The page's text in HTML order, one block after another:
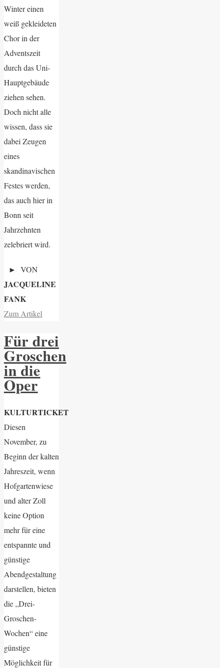
Winter einen
weiß gekleideten
Chor in der
Adventszeit
durch das Uni-
Hauptgebäude
ziehen sehen.
Doch nicht alle
wissen, dass sie
dabei Zeugen
eines
skandinavischen
Festes werden,
das auch hier in
Bonn seit
Jahrzehnten
zelebriert wird.
► VON
JACQUELINE
FANK
Zum Artikel
Für drei
Groschen
in die
Oper
KULTURTICKET
Diesen
November, zu
Beginn der kalten
Jahreszeit, wenn
Hofgartenwiese
und alter Zoll
keine Option
mehr für eine
entspannte und
günstige
Abendgestaltung
darstellen, bieten
die „Drei-
Groschen-
Wochen“ eine
günstige
Möglichkeit für